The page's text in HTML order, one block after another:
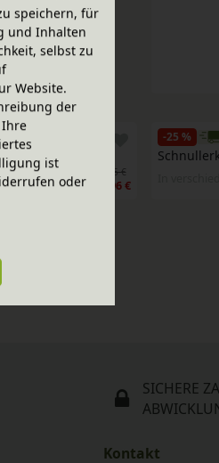
statt 7,95 €
5,96 €
-25 %
SICHERE
Kontakt
speichern, für
und Inhalten
selbst zu
Website.
der
Ihre
ist
oder